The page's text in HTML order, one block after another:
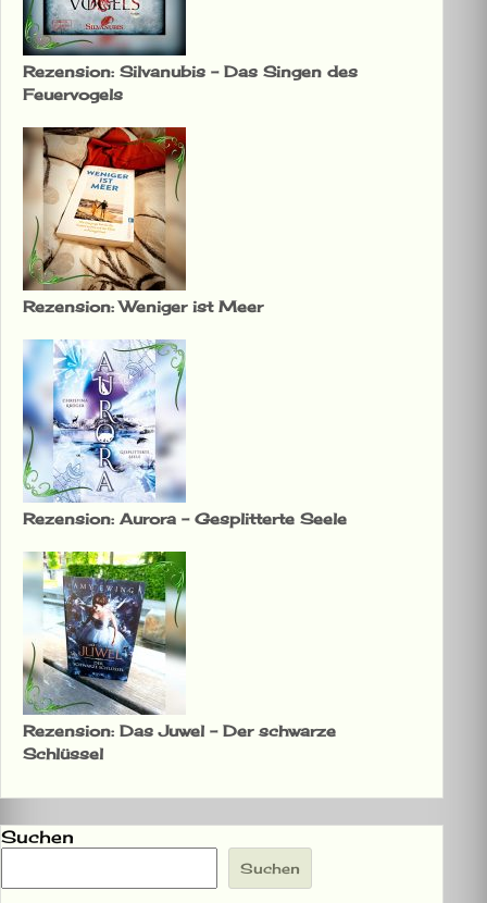
Rezension: Silvanubis – Das Singen des
Feuervogels
Rezension: Weniger ist Meer
Rezension: Aurora – Gesplitterte Seele
Rezension: Das Juwel – Der schwarze
Schlüssel
Suchen
Suchen